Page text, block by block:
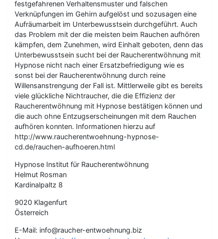
festgefahrenen Verhaltensmuster und falschen
Verknüpfungen im Gehirn aufgelöst und sozusagen eine
Aufräumarbeit im Unterbewusstsein durchgeführt. Auch
das Problem mit der die meisten beim Rauchen aufhören
kämpfen, dem Zunehmen, wird Einhalt geboten, denn das
Unterbewusstsein sucht bei der Raucherentwöhnung mit
Hypnose nicht nach einer Ersatzbefriedigung wie es
sonst bei der Raucherentwöhnung durch reine
Willensanstrengung der Fall ist. Mittlerweile gibt es bereits
viele glückliche Nichtraucher, die die Effizienz der
Raucherentwöhnung mit Hypnose bestätigen können und
die auch ohne Entzugserscheinungen mit dem Rauchen
aufhören konnten. Informationen hierzu auf
http://www.raucherentwoehnung-hypnose-
cd.de/rauchen-aufhoeren.html
Hypnose Institut für Raucherentwöhnung
Helmut Rosman
Kardinalpaltz 8
9020 Klagenfurt
Österreich
E-Mail: info@raucher-entwoehnung.biz